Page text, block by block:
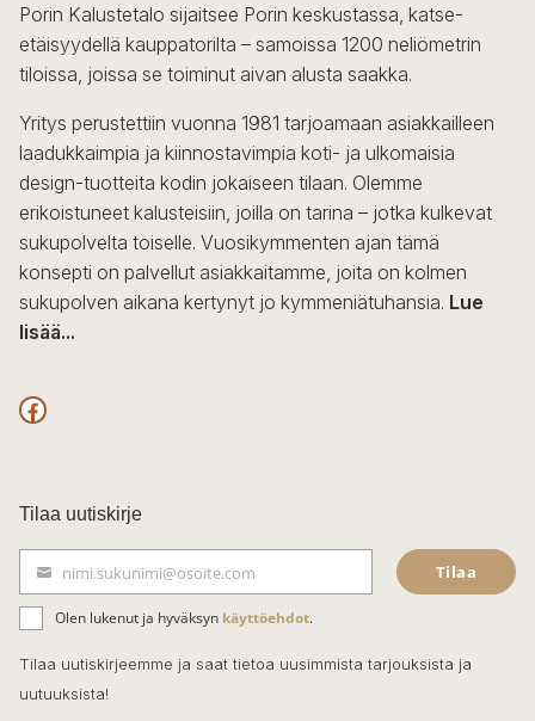
Porin Kalustetalo sijaitsee Porin keskustassa, katse-
etäisyydellä kauppatorilta – samoissa 1200 neliömetrin
tiloissa, joissa se toiminut aivan alusta saakka.
Yritys perustettiin vuonna 1981 tarjoamaan asiakkailleen
laadukkaimpia ja kiinnostavimpia koti- ja ulkomaisia
design-tuotteita kodin jokaiseen tilaan. Olemme
erikoistuneet kalusteisiin, joilla on tarina – jotka kulkevat
sukupolvelta toiselle. Vuosikymmenten ajan tämä
konsepti on palvellut asiakkaitamme, joita on kolmen
sukupolven aikana kertynyt jo kymmeniätuhansia. Lue
lisää...
F
c
e
b
o
o
k
Tilaa uutiskirje
ä
h
k
nimi.sukunimi@osoite.com Tilaa
Olen lukenut ja hyväksyn käyttöehdot.
Tilaa uutiskirjeemme ja saat tietoa uusimmista tarjouksista ja
uutuuksista!